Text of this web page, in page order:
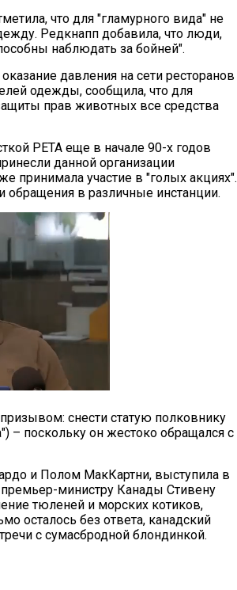
что для "гламурного вида" не
Редкнапп добавила, что люди,
наблюдать за бойней".
давления на сети ресторанов
одежды, сообщила, что для
прав животных все средства
PETA еще в начале 90-х годов
данной организации
принимала участие в "голых акциях".
обращения в различные инстанции.
снести статую полковнику
– поскольку он жестоко обращался с
и Полом МакКартни, выступила в
министру Канады Стивену
тюленей и морских котиков,
осталось без ответа, канадский
с сумасбродной блондинкой.